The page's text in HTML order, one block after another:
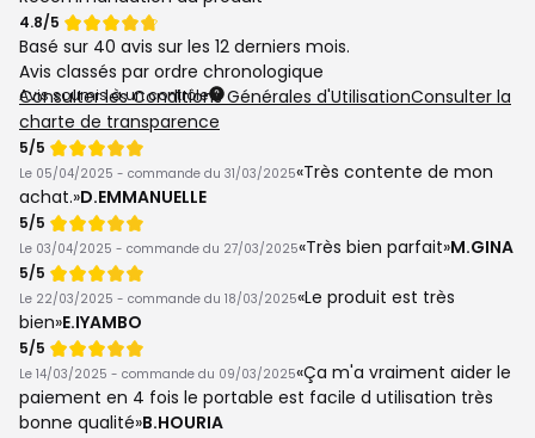
Note
de
4.8/5
Basé sur 40 avis sur les 12 derniers mois.
Avis classés par ordre chronologique
Avis soumis à un contrôle
Consulter les Conditions Générales d'UtilisationConsulter la
charte de transparence
Note
de
5/5
Le 05/04/2025 - commande du 31/03/2025 Très contente de mon
achat. D.EMMANUELLE
Note
de
5/5
Le 03/04/2025 - commande du 27/03/2025 Très bien parfait M.GINA
Note
de
5/5
Le 22/03/2025 - commande du 18/03/2025 Le produit est très
bien E.IYAMBO
Note
de
5/5
Le 14/03/2025 - commande du 09/03/2025 Ça m'a vraiment aider le
paiement en 4 fois le portable est facile d utilisation très
bonne qualité B.HOURIA